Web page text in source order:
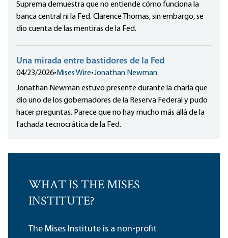
Suprema demuestra que no entiende cómo funciona la
banca central ni la Fed. Clarence Thomas, sin embargo, se
dio cuenta de las mentiras de la Fed.
Una mirada entre bastidores de la Fed
04/23/2026• Mises Wire•Jonathan Newman
Jonathan Newman estuvo presente durante la charla que
dio uno de los gobernadores de la Reserva Federal y pudo
hacer preguntas. Parece que no hay mucho más allá de la
fachada tecnocrática de la Fed.
WHAT IS THE MISES
INSTITUTE?
The Mises Institute is a non-profit